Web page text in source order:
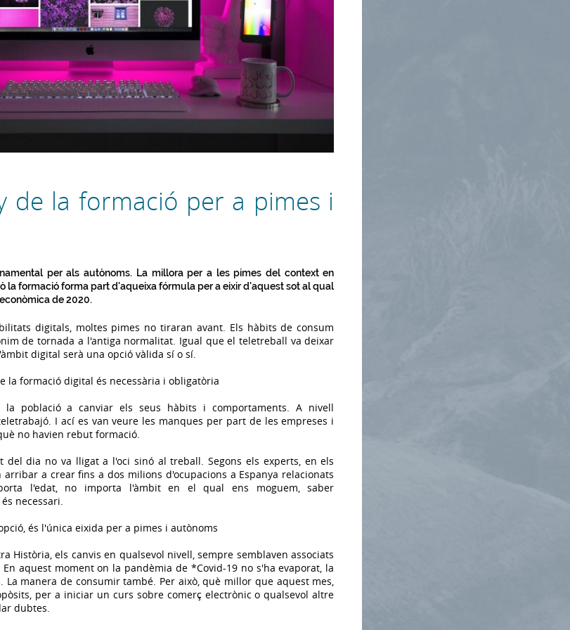
de la formació per a pimes i
per als autònoms. La millora per a les pimes del context en
la formació forma part d'aqueixa fórmula per a eixir d'aquest sot al qual
de 2020.
digitals, moltes pimes no tiraran avant. Els hàbits de consum
de tornada a l'antiga normalitat. Igual que el teletreball va deixar
digital serà una opció vàlida sí o sí.
la formació digital és necessària i obligatòria
població a canviar els seus hàbits i comportaments. A nivell
I ací es van veure les manques per part de les empreses i
no havien rebut formació.
del dia no va lligat a l'oci sinó al treball. Segons els experts, en els
a crear fins a dos milions d'ocupacions a Espanya relacionats
l'edat, no importa l'àmbit en el qual ens moguem, saber
necessari.
és l'única eixida per a pimes i autònoms
Història, els canvis en qualsevol nivell, sempre semblaven associats
aquest moment on la pandèmia de *Covid-19 no s'ha evaporat, la
La manera de consumir també. Per això, què millor que aquest mes,
per a iniciar un curs sobre comerç electrònic o qualsevol altre
dubtes.